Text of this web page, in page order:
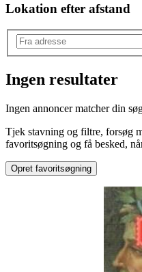
Lokation efter afstand
Krop & sind
Type:
Selvhjælp
Ingen resultater
Ingen annoncer matcher din
Tjek stavning og filtre, forsøg
favoritsøgning og få besked,
Opret favoritsøgning